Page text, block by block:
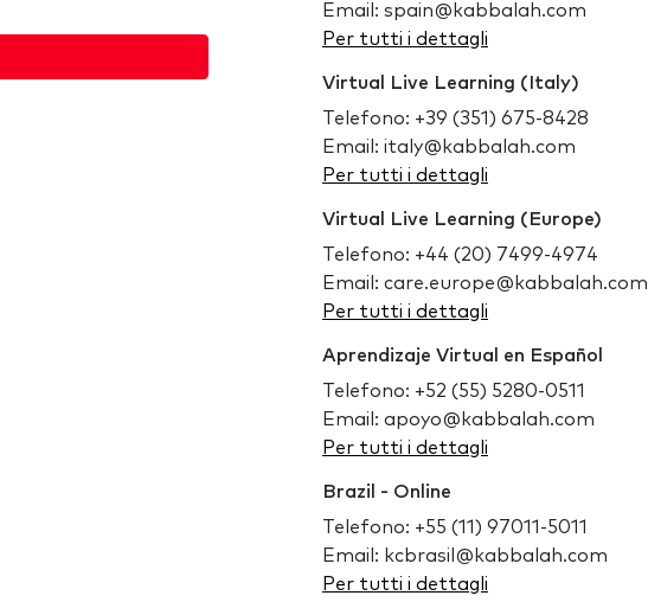
Email: spain@kabbalah.com
Per tutti i dettagli
Virtual Live Learning (Italy)
Telefono: +39 (351) 675-8428
Email: italy@kabbalah.com
Per tutti i dettagli
Virtual Live Learning (Europe)
Telefono: +44 (20) 7499-4974
Email: care.europe@kabbalah.com
Per tutti i dettagli
Aprendizaje Virtual en Español
Telefono: +52 (55) 5280-0511
Email: apoyo@kabbalah.com
Per tutti i dettagli
Brazil - Online
Telefono: +55 (11) 97011-5011
Email: kcbrasil@kabbalah.com
Per tutti i dettagli